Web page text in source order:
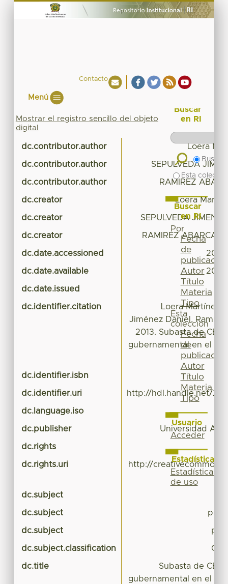
Contacto
Menú
Mostrar el registro sencillo del objeto
digital
dc.contributor.author Loera
dc.contributor.author SEPULVEDA
dc.contributor.author RAMIREZ
dc.creator Loera
dc.creator SEPULVEDA
dc.creator RAMIREZ ABARCA,
dc.date.accessioned
dc.date.available
dc.date.issued
dc.identifier.citation
Loera Martínez
Jiménez Daniel,
2013. Subasta de
gubernamental en el
dc.identifier.isbn
dc.identifier.uri http://hdl.handle.net/
dc.language.iso
dc.publisher Universidad
dc.rights
dc.rights.uri http://
dc.subject
dc.subject
dc.subject
dc.subject.classification
dc.title
Subasta de
gubernamental en el
Buscar
en RI
Buscar
Esta
Buscar
en RI
Por
Fecha
de
publicación
Autor
Título
Materia
Tipo
Esta
colección
Fecha
de
publicación
Autor
Título
Materia
Tipo
Usuario
Acceder
Estadísticas
Estadísticas
de uso